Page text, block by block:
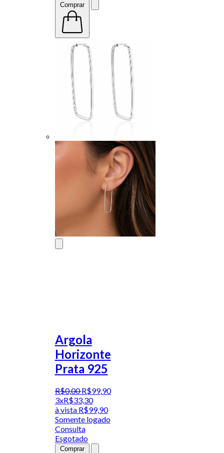
Comprar
Argola
Horizonte
Prata 925
R$0,00R$99,90
3xR$33,30
à vista R$99,90
Somente logado
Consulta
Esgotado
Comprar